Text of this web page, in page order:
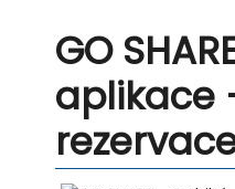
GO
aplikace